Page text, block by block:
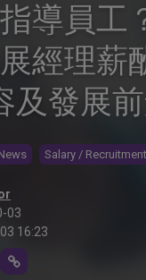
導員工
經理薪
及發展前
Salary / Recruitment
03
16:23